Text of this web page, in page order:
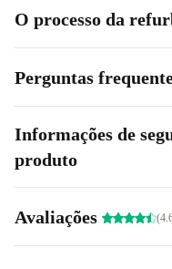
O processo da
Perguntas
Informações de
produto
Avaliações